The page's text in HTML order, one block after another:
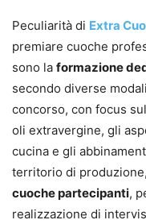
Peculiarità di Extra
premiare cuoche
sono la formazione
secondo diverse
concorso, con focus
oli extravergine, gli
cucina e gli
territorio di
cuoche partecipanti,
realizzazione di